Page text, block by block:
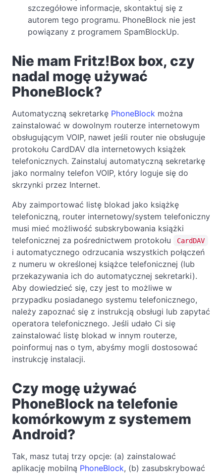
szczegółowe informacje, skontaktuj się z
autorem tego programu. PhoneBlock nie jest
powiązany z programem SpamBlockUp.
Nie mam Fritz!Box box, czy
nadal mogę używać
PhoneBlock?
Automatyczną sekretarkę PhoneBlock można
zainstalować w dowolnym routerze internetowym
obsługującym VOIP, nawet jeśli router nie obsługuje
protokołu CardDAV dla internetowych książek
telefonicznych. Zainstaluj automatyczną sekretarkę
jako normalny telefon VOIP, który loguje się do
skrzynki przez Internet.
Aby zaimportować listę blokad jako książkę
telefoniczną, router internetowy/system telefoniczny
musi mieć możliwość subskrybowania książki
telefonicznej za pośrednictwem protokołu
CardDAV
i automatycznego odrzucania wszystkich połączeń
z numeru w określonej książce telefonicznej (lub
przekazywania ich do automatycznej sekretarki).
Aby dowiedzieć się, czy jest to możliwe w
przypadku posiadanego systemu telefonicznego,
należy zapoznać się z instrukcją obsługi lub zapytać
operatora telefonicznego. Jeśli udało Ci się
zainstalować listę blokad w innym routerze,
poinformuj nas o tym, abyśmy mogli dostosować
instrukcję instalacji.
Czy mogę używać
PhoneBlock na telefonie
komórkowym z systemem
Android?
Tak, masz tutaj trzy opcje: (a) zainstalować
aplikację mobilną PhoneBlock, (b) zasubskrybować